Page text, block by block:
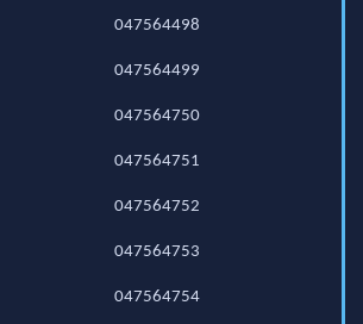
047564498
047564499
047564750
047564751
047564752
047564753
047564754